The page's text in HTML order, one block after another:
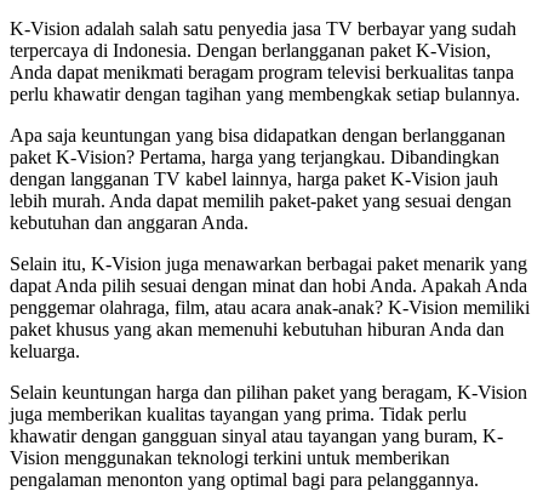
K-Vision adalah salah satu penyedia jasa TV berbayar yang sudah
terpercaya di Indonesia. Dengan berlangganan paket K-Vision,
Anda dapat menikmati beragam program televisi berkualitas tanpa
perlu khawatir dengan tagihan yang membengkak setiap bulannya.
Apa saja keuntungan yang bisa didapatkan dengan berlangganan
paket K-Vision? Pertama, harga yang terjangkau. Dibandingkan
dengan langganan TV kabel lainnya, harga paket K-Vision jauh
lebih murah. Anda dapat memilih paket-paket yang sesuai dengan
kebutuhan dan anggaran Anda.
Selain itu, K-Vision juga menawarkan berbagai paket menarik yang
dapat Anda pilih sesuai dengan minat dan hobi Anda. Apakah Anda
penggemar olahraga, film, atau acara anak-anak? K-Vision memiliki
paket khusus yang akan memenuhi kebutuhan hiburan Anda dan
keluarga.
Selain keuntungan harga dan pilihan paket yang beragam, K-Vision
juga memberikan kualitas tayangan yang prima. Tidak perlu
khawatir dengan gangguan sinyal atau tayangan yang buram, K-
Vision menggunakan teknologi terkini untuk memberikan
pengalaman menonton yang optimal bagi para pelanggannya.